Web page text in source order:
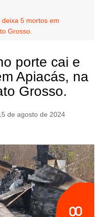
5 mortos em
Grosso.
porte cai e
Apiacás, na
Grosso.
de agosto de 2024